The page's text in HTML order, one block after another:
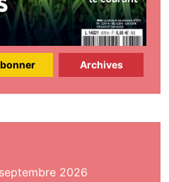
Archives
2026